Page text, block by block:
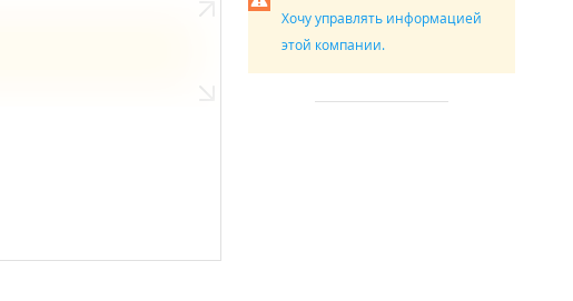
Хочу управлять информацией
этой компании.